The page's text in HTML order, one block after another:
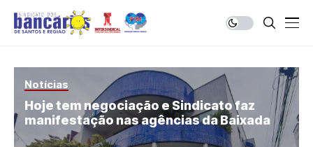
Notícias
Hoje tem negociação e Sindicato faz
manifestação nas agências da Baixada